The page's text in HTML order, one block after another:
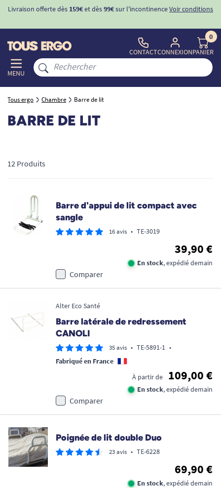
Livraison offerte dès 159€et dès99€sur l'incontinenceVoir conditions
MENU
CONTACTCONNEXION
0
PANIER
Tous ergo Chambre Barre de lit
BARRE DE LIT
12 Produits
Barre d'appui de lit compact avec
sangle
16 avis • TE-3019
39,90 €
En stock, expédié demain
Comparer
Alter Eco Santé
Barre latérale de redressement
CANOLI
35 avis • TE-5891-1 •
Fabriqué en France
À partir de
109,00 €
En stock, expédié demain
Comparer
Poignée de lit double Duo
23 avis • TE-6228
69,90 €
En stock, expédié demain